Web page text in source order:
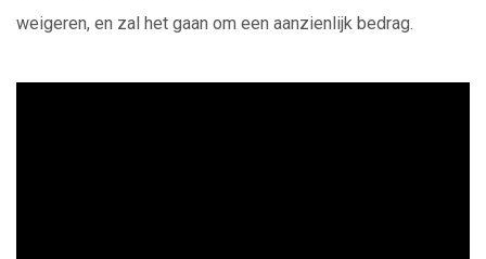
weigeren, en zal het gaan om een aanzienlijk bedrag.